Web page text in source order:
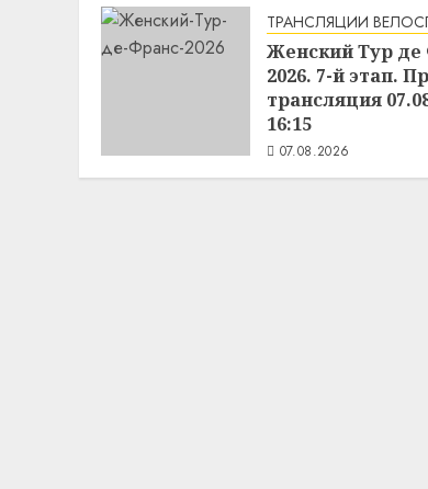
ТРАНСЛЯЦИИ
Женский Тур де
2026. 7-й этап.
трансляция
16:15
07.08.2026